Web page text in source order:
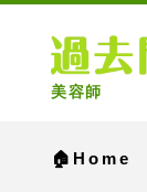
美容師
🏠Home